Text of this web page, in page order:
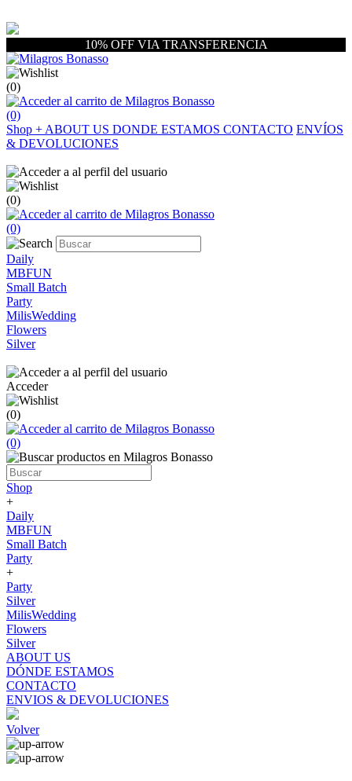
10% OFF VIA TRANSFERENCIA
(0)
(0)
Shop + ABOUT US DONDE ESTAMOS CONTACTO ENVÍOS
& DEVOLUCIONES
(0)
(0)
Daily
MBFUN
Small Batch
Party
MilisWedding
Flowers
Silver
Acceder
(0)
(0)
Shop
+
Daily
MBFUN
Small Batch
Party
+
Party
Silver
MilisWedding
Flowers
Silver
ABOUT US
DÓNDE ESTAMOS
CONTACTO
ENVIOS & DEVOLUCIONES
Volver